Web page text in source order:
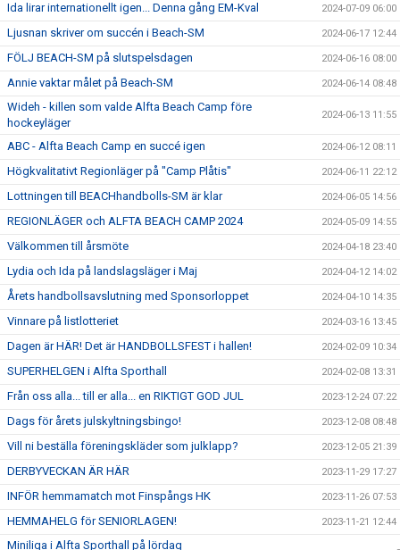
Ida lirar internationellt igen... Denna gång EM-Kval 2024-07-09 06:00
Ljusnan skriver om succén i Beach-SM 2024-06-17 12:44
FÖLJ BEACH-SM på slutspelsdagen 2024-06-16 08:00
Annie vaktar målet på Beach-SM 2024-06-14 08:48
Wideh - killen som valde Alfta Beach Camp före
hockeyläger
2024-06-13 11:55
ABC - Alfta Beach Camp en succé igen 2024-06-12 08:11
Högkvalitativt Regionläger på "Camp Plåtis" 2024-06-11 22:12
Lottningen till BEACHhandbolls-SM är klar 2024-06-05 14:56
REGIONLÄGER och ALFTA BEACH CAMP 2024 2024-05-09 14:55
Välkommen till årsmöte 2024-04-18 23:40
Lydia och Ida på landslagsläger i Maj 2024-04-12 14:02
Årets handbollsavslutning med Sponsorloppet 2024-04-10 14:35
Vinnare på listlotteriet 2024-03-16 13:45
Dagen är HÄR! Det är HANDBOLLSFEST i hallen! 2024-02-09 10:34
SUPERHELGEN i Alfta Sporthall 2024-02-08 13:31
Från oss alla... till er alla... en RIKTIGT GOD JUL 2023-12-24 07:22
Dags för årets julskyltningsbingo! 2023-12-08 08:48
Vill ni beställa föreningskläder som julklapp? 2023-12-05 21:39
DERBYVECKAN ÄR HÄR 2023-11-29 17:27
INFÖR hemmamatch mot Finspångs HK 2023-11-26 07:53
HEMMAHELG för SENIORLAGEN! 2023-11-21 12:44
Miniliga i Alfta Sporthall på lördag